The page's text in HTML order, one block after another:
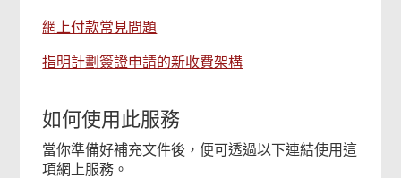
網上付款常見問題
指明計劃簽證申請的新收費架構
如何使用此服務
當你準備好補充文件後，便可透過以下連結使用這
項網上服務。